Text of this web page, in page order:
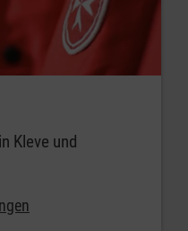
Kleve und